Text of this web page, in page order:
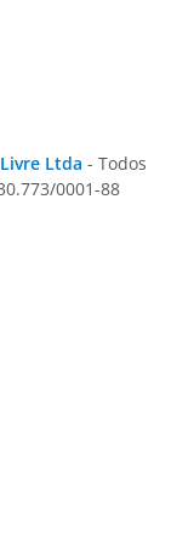
Ltda - Todos
0001-88